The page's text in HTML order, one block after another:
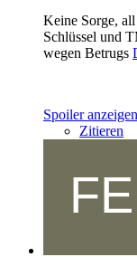
Keine Sorge,
Schlüssel und
wegen Betrugs
Spoiler anzeigen
Zitieren